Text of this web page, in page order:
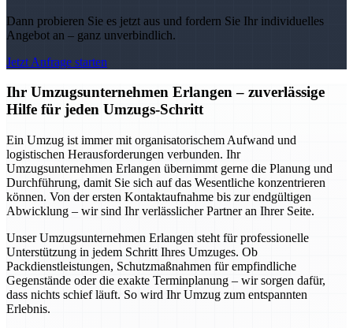
Dann probieren Sie es jetzt aus und fordern Sie Ihr individuelles
Angebot an – ganz unverbindlich.
Jetzt Anfrage starten
Ihr Umzugsunternehmen Erlangen – zuverlässige
Hilfe für jeden Umzugs-Schritt
Ein Umzug ist immer mit organisatorischem Aufwand und
logistischen Herausforderungen verbunden. Ihr
Umzugsunternehmen Erlangen übernimmt gerne die Planung und
Durchführung, damit Sie sich auf das Wesentliche konzentrieren
können. Von der ersten Kontaktaufnahme bis zur endgültigen
Abwicklung – wir sind Ihr verlässlicher Partner an Ihrer Seite.
Unser Umzugsunternehmen Erlangen steht für professionelle
Unterstützung in jedem Schritt Ihres Umzuges. Ob
Packdienstleistungen, Schutzmaßnahmen für empfindliche
Gegenstände oder die exakte Terminplanung – wir sorgen dafür,
dass nichts schief läuft. So wird Ihr Umzug zum entspannten
Erlebnis.